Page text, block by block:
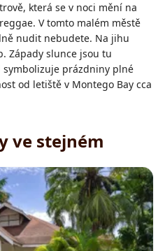
která se v noci mění na
V tomto malém městě
nudit nebudete. Na jihu
Západy slunce jsou tu
prázdniny plné
od letiště v Montego Bay cca
ve stejném